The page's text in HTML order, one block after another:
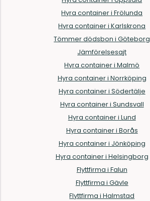
Hyra container i Frölunda
Hyra container i Karlskrona
Tömmer dödsbon i Göteborg
Jämförelsesajt
Hyra container i Malmö
Hyra container i Norrköping
Hyra container i Södertälje
Hyra container i Sundsvall
Hyra container i Lund
Hyra container i Borås
Hyra container i Jönköping
Hyra container i Helsingborg
Flyttfirma i Falun
Flyttfirma i Gävle
Flyttfirma i Halmstad